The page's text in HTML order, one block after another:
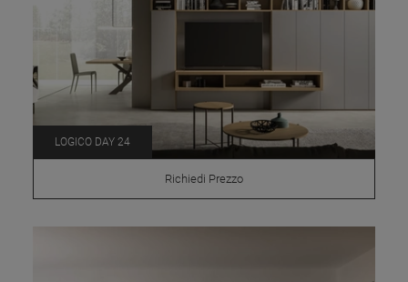
LOGICO DAY 24
Richiedi Prezzo